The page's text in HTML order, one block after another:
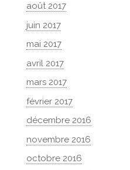
août 2017
juin 2017
mai 2017
avril 2017
mars 2017
février 2017
décembre 2016
novembre 2016
octobre 2016